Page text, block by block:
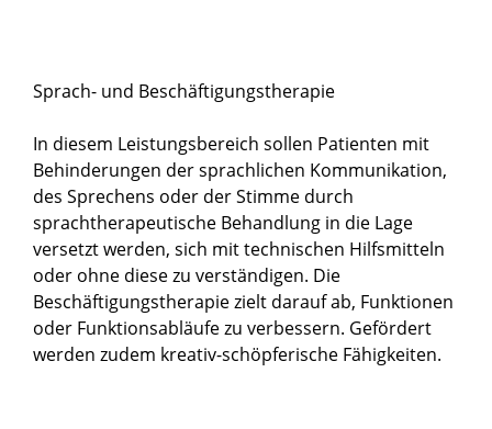
Sprach- und Beschäftigungstherapie
In diesem Leistungsbereich sollen Patienten mit
Behinderungen der sprachlichen Kommunikation,
des Sprechens oder der Stimme durch
sprachtherapeutische Behandlung in die Lage
versetzt werden, sich mit technischen Hilfsmitteln
oder ohne diese zu verständigen. Die
Beschäftigungstherapie zielt darauf ab, Funktionen
oder Funktionsabläufe zu verbessern. Gefördert
werden zudem kreativ-schöpferische Fähigkeiten.